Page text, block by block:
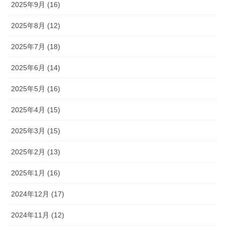
2025年9月 (16)
2025年8月 (12)
2025年7月 (18)
2025年6月 (14)
2025年5月 (16)
2025年4月 (15)
2025年3月 (15)
2025年2月 (13)
2025年1月 (16)
2024年12月 (17)
2024年11月 (12)